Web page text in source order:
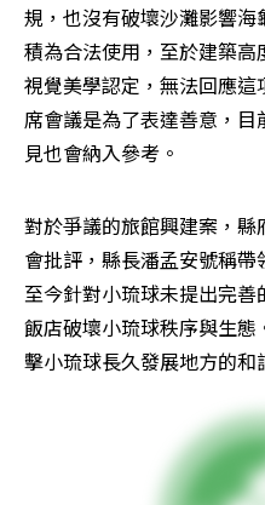
規，也沒有破壞沙灘影響
積為合法使用，至於建築
視覺美學認定，無法回應
席會議是為了表達善意，
見也會納入參考。
對於爭議的旅館興建案，
會批評，縣長潘孟安號稱
至今針對小琉球未提出完
飯店破壞小琉球秩序與生
擊小琉球長久發展地方的和